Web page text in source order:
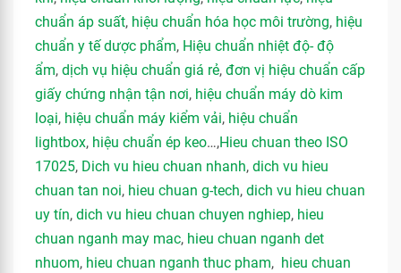
chuẩn áp suất, hiệu chuẩn hóa học môi trường, hiệu
chuẩn y tế dược phẩm, Hiệu chuẩn nhiệt độ- độ
ẩm, dịch vụ hiệu chuẩn giá rẻ, đơn vị hiệu chuẩn cấp
giấy chứng nhận tận nơi, hiệu chuẩn máy dò kim
loại, hiệu chuẩn máy kiểm vải, hiệu chuẩn
lightbox, hiệu chuẩn ép keo…,Hieu chuan theo ISO
17025, Dich vu hieu chuan nhanh, dich vu hieu
chuan tan noi, hieu chuan g-tech, dich vu hieu chuan
uy tín, dich vu hieu chuan chuyen nghiep, hieu
chuan nganh may mac, hieu chuan nganh det
nhuom, hieu chuan nganh thuc pham, hieu chuan